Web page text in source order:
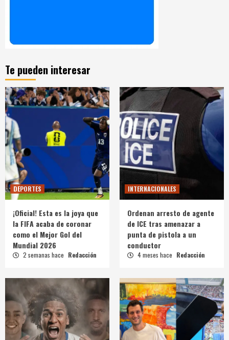
Te pueden interesar
DEPORTES
¡Oficial! Esta es la joya que
la FIFA acaba de coronar
como el Mejor Gol del
Mundial 2026
2 semanas hace Redacción
INTERNACIONALES
Ordenan arresto de agente
de ICE tras amenazar a
punta de pistola a un
conductor
4 meses hace Redacción